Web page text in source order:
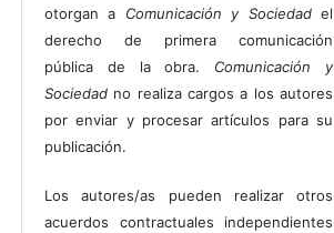
otorgan a Comunicación y Sociedadel
derecho de primera comunicación
pública de la obra. Comunicación y
Sociedad no realiza cargos a los autores
por enviar y procesar artículos para su
publicación.
Los autores/as pueden realizar otros
acuerdos contractuales independientes